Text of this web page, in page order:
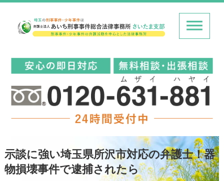
示談に強い埼玉県所沢市対応の弁護士！器
物損壊事件で逮捕されたら